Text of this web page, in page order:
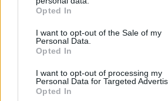
grant or deny consent to Google and its
use your data for below specified
consent section.
Opted In
I want to opt-out of the Sale of my
Personal Data.
Opted In
I want to opt-out of processing my
Personal Data for Targeted
Opted In
POTREBBE INTERESSARTI
Fiumicino,
lungomare romano
5 anni fa